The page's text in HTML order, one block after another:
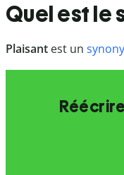
Quel est le
Plaisantest un